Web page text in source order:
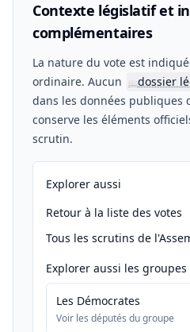
Contexte législatif et
complémentaires
La nature du vote est
ordinaire. Aucun
📖dossier
dans les données publiques
conserve les éléments
scrutin.
Explorer aussi
Retour à la liste des votes
Tous les scrutins de
Explorer aussi les groupes
Les Démocrates
Voir les députés du groupe